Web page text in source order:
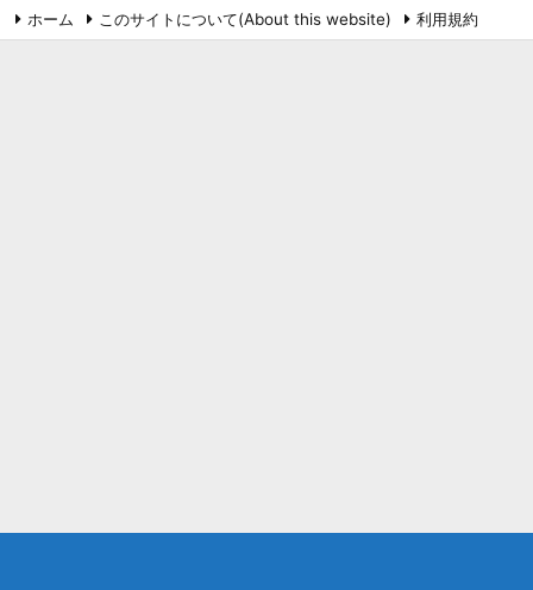
ホーム このサイトについて(About this website) 利用規約